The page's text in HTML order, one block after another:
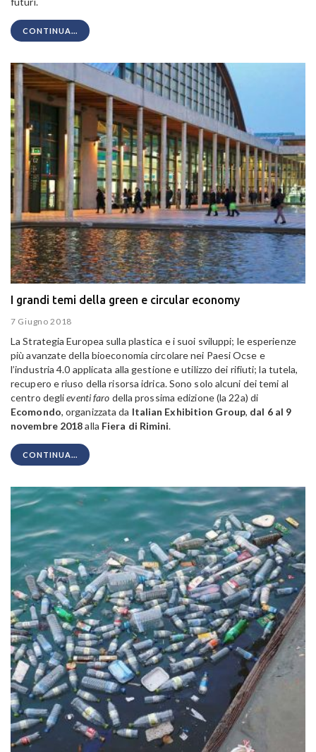
CONTINUA...
I grandi temi della green e circular economy
7 Giugno 2018
La Strategia Europea sulla plastica e i suoi sviluppi; le esperienze
più avanzate della bioeconomia circolare nei Paesi Ocse e
l’industria 4.0 applicata alla gestione e utilizzo dei rifiuti; la tutela,
recupero e riuso della risorsa idrica. Sono solo alcuni dei temi al
centro deglieventi faro della prossima edizione (la 22a) di
Ecomondo, organizzata da Italian Exhibition Group, dal 6 al 9
novembre 2018alla Fiera di Rimini.
CONTINUA...